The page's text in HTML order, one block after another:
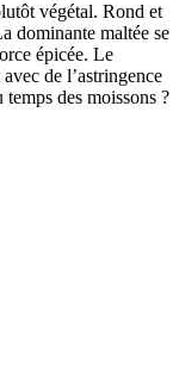
végétal. Rond et
dominante maltée se
épicée. Le
de l’astringence
des moissons ?